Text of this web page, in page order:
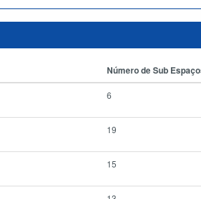
Número de Sub
6
19
15